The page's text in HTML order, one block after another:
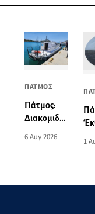
ΠΑΤΜΟΣ
Πάτμος:
Διακομιδή
στη Λέρο
6 Αυγ 2026 1